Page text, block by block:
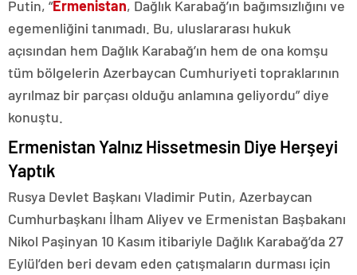
Putin, “Ermenistan, Dağlık Karabağ’ın bağımsızlığını ve
egemenliğini tanımadı. Bu, uluslararası hukuk
açısından hem Dağlık Karabağ’ın hem de ona komşu
tüm bölgelerin Azerbaycan Cumhuriyeti topraklarının
ayrılmaz bir parçası olduğu anlamına geliyordu” diye
konuştu.
Ermenistan Yalnız Hissetmesin Diye Herşeyi
Yaptık
Rusya Devlet Başkanı Vladimir Putin, Azerbaycan
Cumhurbaşkanı İlham Aliyev ve Ermenistan Başbakanı
Nikol Paşinyan 10 Kasım itibariyle Dağlık Karabağ’da 27
Eylül’den beri devam eden çatışmaların durması için